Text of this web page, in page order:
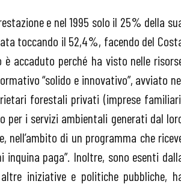
e nel 1995 solo il 25% della
toccando il 52,4%, facendo del
è accaduto perché ha visto nelle
“solido e innovativo”, avviato
forestali privati (imprese
per i servizi ambientali generati dal
di un programma che
paga”. Inoltre, sono esenti
iniziative e politiche pubbliche,